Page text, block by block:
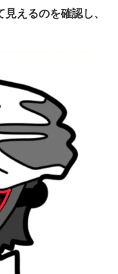
えるのを確認し、